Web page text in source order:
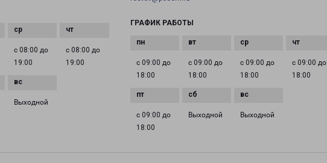
с 08:00 до
19:00
с 08:00 до
19:00
Выходной
ГРАФИК РАБОТЫ
с 09:00 до
18:00
с 09:00 до
18:00
с 09:00 до
18:00
с 09:00 до
18:00
с 09:00 до
18:00
Выходной Выходной